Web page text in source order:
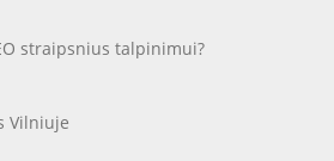
straipsnius talpinimui?
Vilniuje